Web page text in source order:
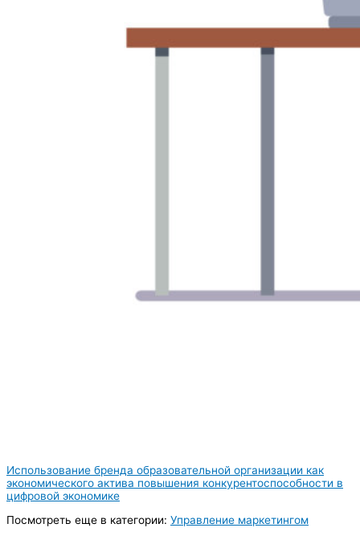
Использование бренда образовательной организации как
экономического актива повышения конкурентоспособности в
цифровой экономике
Посмотреть еще в категории: Управление маркетингом